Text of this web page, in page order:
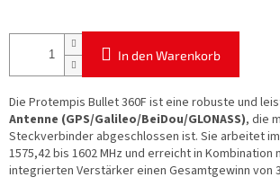
In den Warenkorb
Die Protempis Bullet 360F ist eine robuste und
Antenne (GPS/Galileo/BeiDou/GLONASS), die
Steckverbinder abgeschlossen ist. Sie arbeitet
1575,42 bis 1602 MHz und erreicht in Kombination
integrierten Verstärker einen Gesamtgewinn von